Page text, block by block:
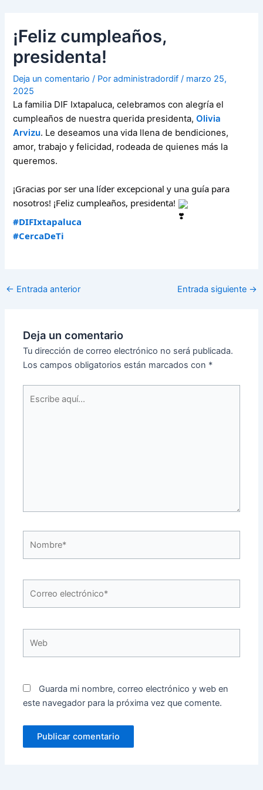
contenido
¡Feliz cumpleaños,
presidenta!
Deja un comentario / Poradministradordif/ marzo 25,
2025
La familia DIF Ixtapaluca, celebramos con alegría el
cumpleaños de nuestra querida presidenta,Olivia
Arvizu. Le deseamos una vida llena de bendiciones,
amor, trabajo y felicidad, rodeada de quienes más la
queremos.
¡Gracias por ser una líder excepcional y una guía para
nosotros! ¡Feliz cumpleaños, presidenta!
#DIFIxtapaluca
#CercaDeTi
entradas
← Entrada anterior Entrada siguiente →
Deja un comentario
Tu dirección de correo electrónico no será publicada.
Los campos obligatorios están marcados con *
aquí...
Guarda mi nombre, correo electrónico y web en
este navegador para la próxima vez que comente.